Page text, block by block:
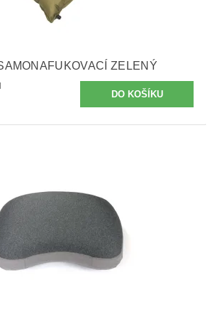
ZELENÝ